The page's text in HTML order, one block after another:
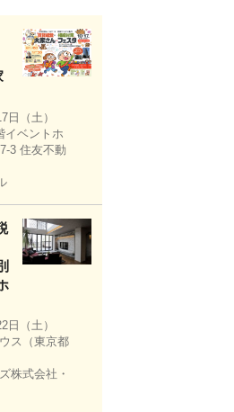
日（土）
イベントホ
3 住友不動
日（土）
ス（東京都
株式会社・